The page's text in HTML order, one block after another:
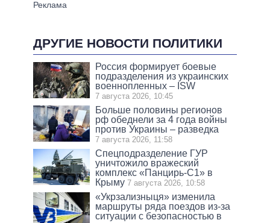
ДРУГИЕ НОВОСТИ ПОЛИТИКИ
Россия формирует боевые
подразделения из украинских
военнопленных – ISW
7 августа 2026, 10:45
Больше половины регионов
рф обеднели за 4 года войны
против Украины – разведка
7 августа 2026, 11:58
Спецподразделение ГУР
уничтожило вражеский
комплекс «Панцирь-С1» в
Крыму 7 августа 2026, 10:58
«Укрзализныця» изменила
маршруты ряда поездов из-за
ситуации с безопасностью в